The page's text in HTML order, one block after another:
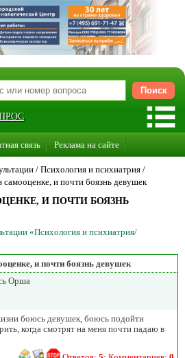
связь Реклама на сайте
/ Психология и психиатрия /
самооценке, и почти боязнь девушек
И ПОЧТИ БОЯЗНЬ
«Психология и психиатрия/
и почти боязнь девушек
Орша
боюсь девушек, боюсь подойти
когда смотрят на меня почти падаю в